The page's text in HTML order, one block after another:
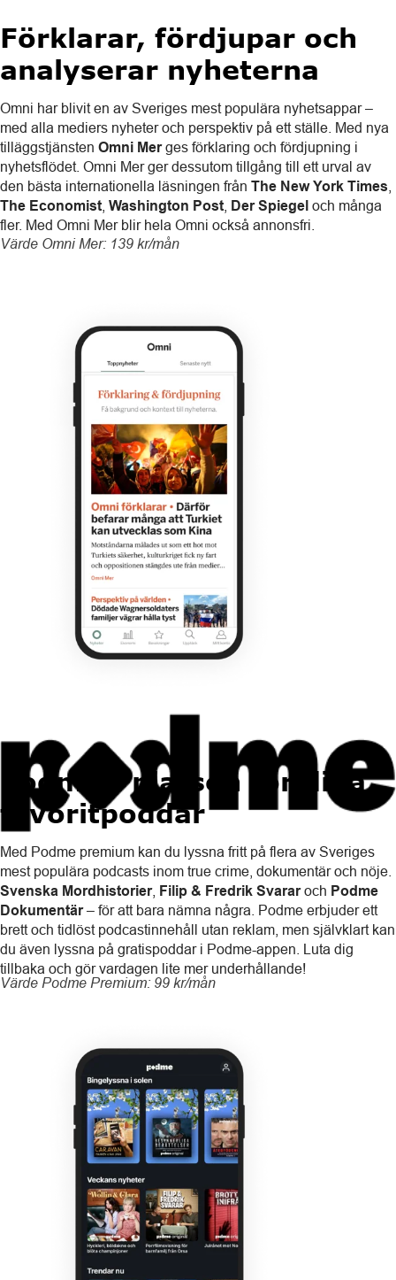
Förklarar, fördjupar och
analyserar nyheterna
Omni har blivit en av Sveriges mest populära nyhetsappar –
med alla mediers nyheter och perspektiv på ett ställe. Med nya
tilläggstjänsten Omni Merges förklaring och fördjupning i
nyhetsflödet. Omni Mer ger dessutom tillgång till ett urval av
den bästa internationella läsningen från The New York Times
The Economist Washington Post Der Spiegel och många
fler. Med Omni Mer blir hela Omni också annonsfri.
Värde Omni Mer: 139 kr/mån
Podme - platsen för dina
favoritpoddar
Med Podme premium kan du lyssna fritt på flera av Sveriges
mest populära podcasts inom true crime, dokumentär och nöje.
Svenska Mordhistorier, Filip & Fredrik Svararoch Podme
Dokumentär– för att bara nämna några. Podme erbjuder ett
brett och tidlöst podcastinnehåll utan reklam, men självklart kan
du även lyssna på gratispoddar i Podme-appen. Luta dig
tillbaka och gör vardagen lite mer underhållande!
Värde Podme Premium: 99 kr/mån